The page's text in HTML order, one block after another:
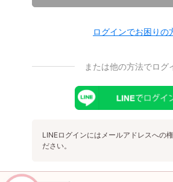
ログインでお困りの
または他の方法でログ
LINEログインにはメールアドレスへの
ださい。